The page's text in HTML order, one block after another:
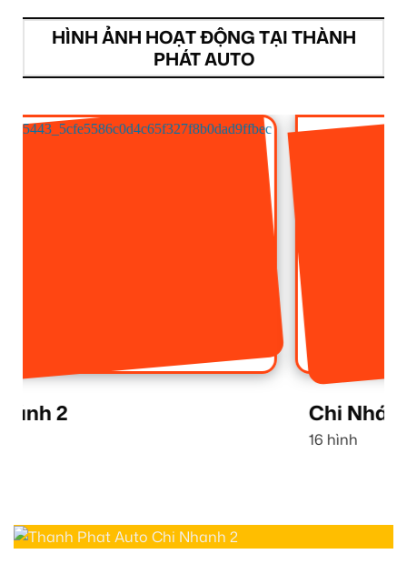
HÌNH ẢNH HOẠT ĐỘNG TẠI THÀNH
PHÁT AUTO
Chi Nhánh 1